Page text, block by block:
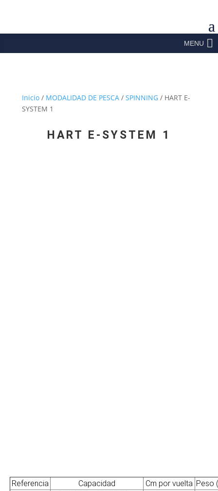
MENU
Inicio/ MODALIDAD DE PESCA/ SPINNING/ HART E-
SYSTEM 1
HART E-SYSTEM 1
Referencia Capacidad Cm por vuelta Peso